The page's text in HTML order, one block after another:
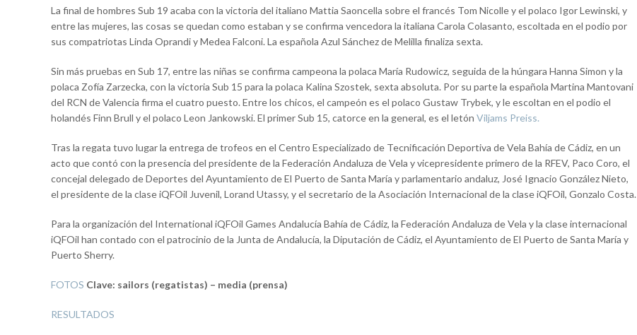
La final de hombres Sub 19 acaba con la victoria del italiano Mattia Saoncella sobre el francés Tom Nicolle y el polaco Igor Lewinski, y
entre las mujeres, las cosas se quedan como estaban y se confirma vencedora la italiana Carola Colasanto, escoltada en el podio por
sus compatriotas Linda Oprandi y Medea Falconi. La española Azul Sánchez de Melilla finaliza sexta.
Sin más pruebas en Sub 17, entre las niñas se confirma campeona la polaca María Rudowicz, seguida de la húngara Hanna Simon y la
polaca Zofía Zarzecka, con la victoria Sub 15 para la polaca Kalina Szostek, sexta absoluta. Por su parte la española Martina Mantovani
del RCN de Valencia firma el cuatro puesto. Entre los chicos, el campeón es el polaco Gustaw Trybek, y le escoltan en el podio el
holandés Finn Brull y el polaco Leon Jankowski. El primer Sub 15, catorce en la general, es el letón Viljams Preiss.
Tras la regata tuvo lugar la entrega de trofeos en el Centro Especializado de Tecnificación Deportiva de Vela Bahía de Cádiz, en un
acto que contó con la presencia del presidente de la Federación Andaluza de Vela y vicepresidente primero de la RFEV, Paco Coro, el
concejal delegado de Deportes del Ayuntamiento de El Puerto de Santa María y parlamentario andaluz, José Ignacio González Nieto,
el presidente de la clase iQFOil Juvenil, Lorand Utassy, y el secretario de la Asociación Internacional de la clase iQFOil, Gonzalo Costa.
Para la organización del International iQFOil Games Andalucía Bahía de Cádiz, la Federación Andaluza de Vela y la clase internacional
iQFOil han contado con el patrocinio de la Junta de Andalucía, la Diputación de Cádiz, el Ayuntamiento de El Puerto de Santa María y
Puerto Sherry.
FOTOS Clave: sailors (regatistas) – media (prensa)
RESULTADOS